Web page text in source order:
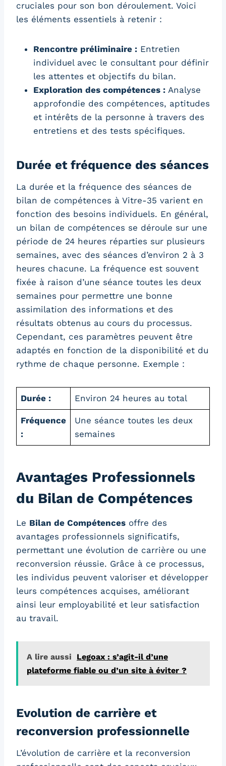
cruciales pour son bon déroulement. Voici
les éléments essentiels à retenir :
Rencontre préliminaire : Entretien
individuel avec le consultant pour définir
les attentes et objectifs du bilan.
Exploration des compétences : Analyse
approfondie des compétences, aptitudes
et intérêts de la personne à travers des
entretiens et des tests spécifiques.
Durée et fréquence des séances
La durée et la fréquence des séances de
bilan de compétences à Vitre-35 varient en
fonction des besoins individuels. En général,
un bilan de compétences se déroule sur une
période de 24 heures réparties sur plusieurs
semaines, avec des séances d’environ 2 à 3
heures chacune. La fréquence est souvent
fixée à raison d’une séance toutes les deux
semaines pour permettre une bonne
assimilation des informations et des
résultats obtenus au cours du processus.
Cependant, ces paramètres peuvent être
adaptés en fonction de la disponibilité et du
rythme de chaque personne. Exemple :
Durée : Environ 24 heures au total
Fréquence
:
Une séance toutes les deux
semaines
Avantages Professionnels
du Bilan de Compétences
Le Bilan de Compétences offre des
avantages professionnels significatifs,
permettant une évolution de carrière ou une
reconversion réussie. Grâce à ce processus,
les individus peuvent valoriser et développer
leurs compétences acquises, améliorant
ainsi leur employabilité et leur satisfaction
au travail.
A lire aussi
Legoax : s’agit-il d’une
plateforme fiable ou d’un site à éviter ?
Evolution de carrière et
reconversion professionnelle
L’évolution de carrière et la reconversion